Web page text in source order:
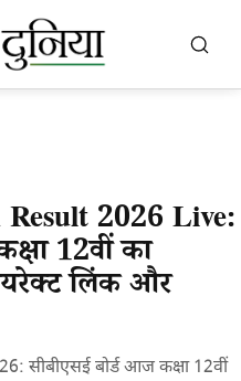
2026 Live:
12वीं का
लिंक और
सीबीएसई बोर्ड आज कक्षा 12वीं